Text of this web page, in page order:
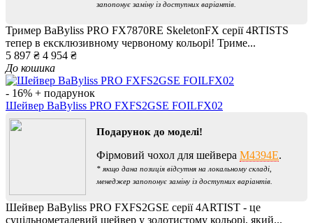
запопонує заміну із доступних варіантів.
Тример BaByliss PRO FX7870RE SkeletonFX серії 4RTISTS
тепер в ексклюзивному червоному кольорі! Триме...
5 897 ₴ 4 954 ₴
До кошика
- 16% + подарунок
Шейвер BaByliss PRO FXFS2GSE FOILFX02
Подарунок до моделі!
Фірмовий чохол для шейвера M4394E.
* якщо дана позиція відсутня на локальному складі,
менеджер запопонує заміну із доступних варіантів.
Шейвер BaByliss PRO FXFS2GSE серії 4ARTIST - це
суцільнометалевий шейвер у золотистому кольорі, який...